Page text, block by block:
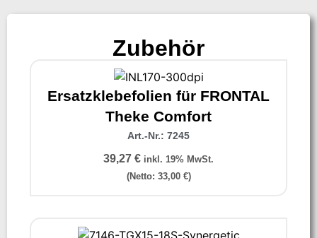
Zubehör
Ersatzklebefolien für FRONTAL
Theke Comfort
Art.-Nr.: 7245
39,27 € inkl. 19% MwSt.
(Netto: 33,00 €)